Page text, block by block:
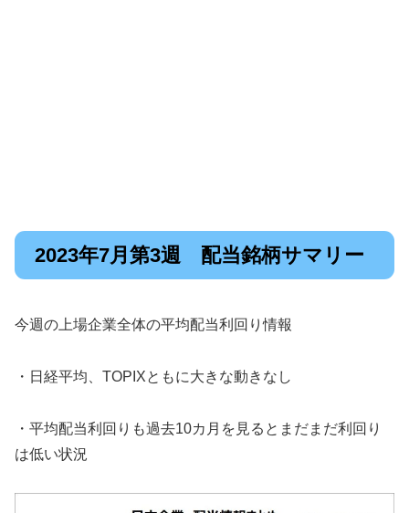
2023年7月第3週 配当銘柄サマリー
今週の上場企業全体の平均配当利回り情報
・日経平均、TOPIXともに大きな動きなし
・平均配当利回りも過去10カ月を見るとまだまだ利回り
は低い状況